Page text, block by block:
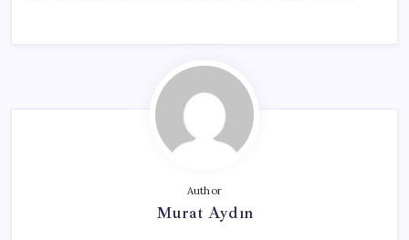
Author
Murat Aydın